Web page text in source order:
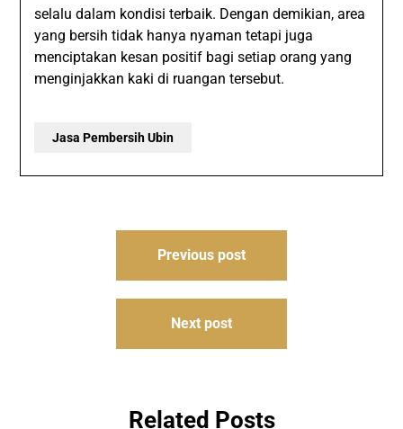
selalu dalam kondisi terbaik. Dengan demikian, area
yang bersih tidak hanya nyaman tetapi juga
menciptakan kesan positif bagi setiap orang yang
menginjakkan kaki di ruangan tersebut.
Jasa Pembersih Ubin
Previous post
Next post
Related Posts